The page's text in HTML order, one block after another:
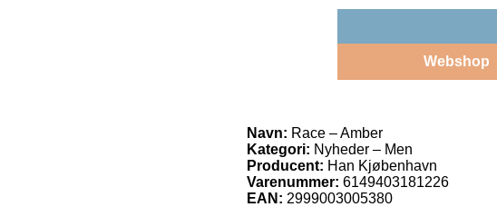
Webshop
Navn: Race – Amber
Kategori: Nyheder – Men
Producent: Han Kjøbenhavn
Varenummer: 6149403181226
EAN: 2999003005380